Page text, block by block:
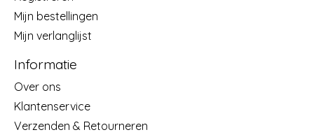
Mijn bestellingen
Mijn verlanglijst
Informatie
Over ons
Klantenservice
Verzenden & Retourneren